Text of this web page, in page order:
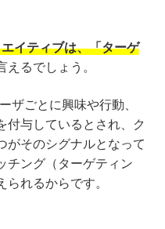
イティブは、「ターゲ
えるでしょう。
ザごとに興味や行動、
付与しているとされ、ク
がそのシグナルとなって
チング（ターゲティン
れるからです。